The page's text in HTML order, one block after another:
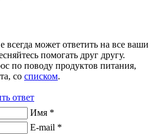
всегда может ответить на все ваши
помогать друг другу.
по поводу продуктов питания,
со списком.
ответ
Имя *
E-mail *